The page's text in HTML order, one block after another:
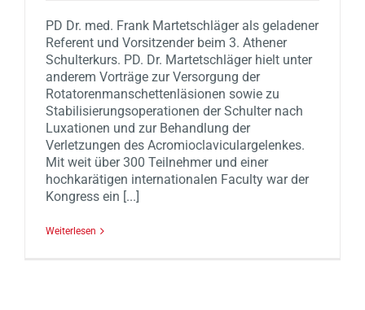
PD Dr. med. Frank Martetschläger als geladener
Referent und Vorsitzender beim 3. Athener
Schulterkurs. PD. Dr. Martetschläger hielt unter
anderem Vorträge zur Versorgung der
Rotatorenmanschettenläsionen sowie zu
Stabilisierungsoperationen der Schulter nach
Luxationen und zur Behandlung der
Verletzungen des Acromioclaviculargelenkes.
Mit weit über 300 Teilnehmer und einer
hochkarätigen internationalen Faculty war der
Kongress ein [...]
Weiterlesen